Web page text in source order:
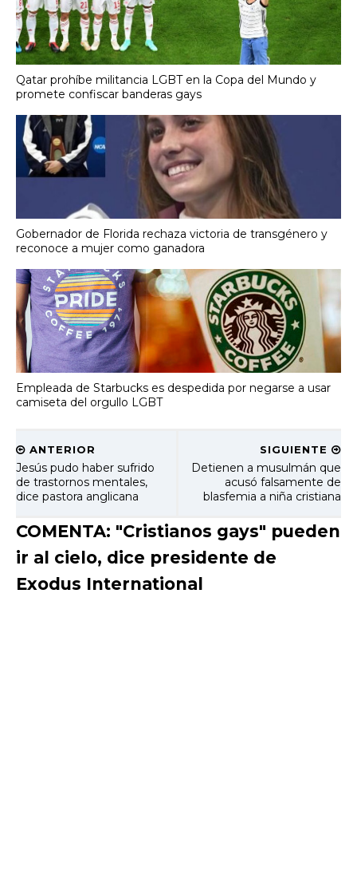
Qatar prohíbe militancia LGBT en la Copa del Mundo y
promete confiscar banderas gays
Gobernador de Florida rechaza victoria de transgénero y
reconoce a mujer como ganadora
Empleada de Starbucks es despedida por negarse a usar
camiseta del orgullo LGBT
SIGUIENTE
Detienen a musulmán que
acusó falsamente de
blasfemia a niña cristiana
ANTERIOR
Jesús pudo haber sufrido
de trastornos mentales,
dice pastora anglicana
COMENTA: "Cristianos gays" pueden
ir al cielo, dice presidente de
Exodus International